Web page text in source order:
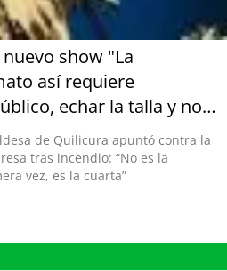
show "La
así requiere
echar la talla y no
de Quilicura apuntó contra la
tras incendio: “No es la
vez, es la cuarta”